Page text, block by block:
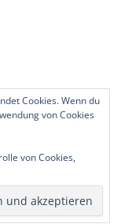
Cookies. Wenn du
von Cookies
von Cookies,